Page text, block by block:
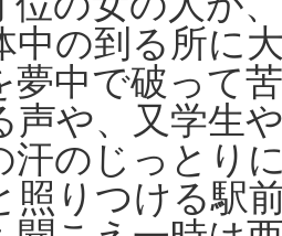
中の到る所に
夢中で破って
声や、又学生
汗のじっとり
照りつける駅